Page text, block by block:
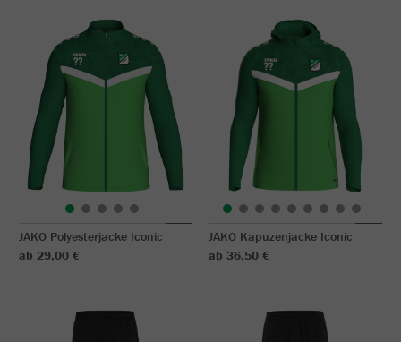
JAKO Polyesterjacke Iconic
ab 29,00 €
JAKO Kapuzenjacke Iconic
ab 36,50 €